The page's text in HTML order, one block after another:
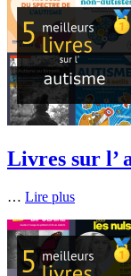
Livres sur l’
… Lire plus